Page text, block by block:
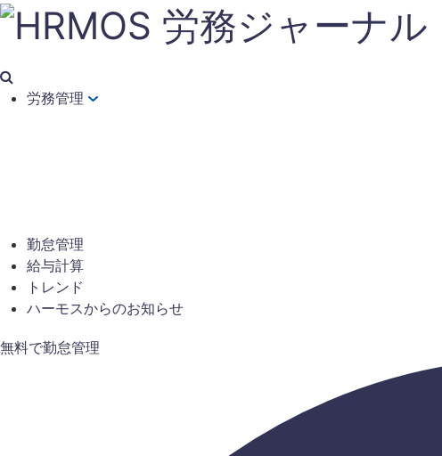
労務管理
勤怠管理
給与計算
トレンド
ハーモスからのお知らせ
無料で勤怠管理